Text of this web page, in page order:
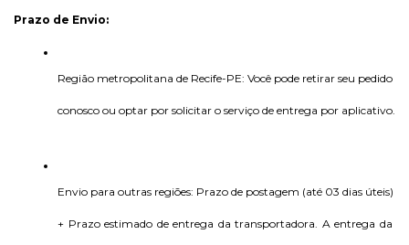
Prazo de Envio:
Região metropolitana de Recife-PE: Você pode retirar seu pedido
conosco ou optar por solicitar o serviço de entrega por aplicativo.
Envio para outras regiões: Prazo de postagem (até 03 dias úteis)
+ Prazo estimado de entrega da transportadora. A entrega da